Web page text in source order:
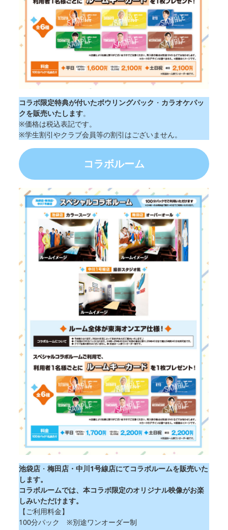
コラボ限定特典が付いたボウリングパック ・ カラオケパッ
クを販売いたします。
※価格は税込表記です。
※学生割引やクラブ会員等の割引はございません。
コラボルーム
池袋店・ 梅田店・中川1号線店にてコラボルームを販売いた
します。
コラボルームでは、本コラボ限定のオリジナル映像がお楽
しみいただけます。
【ご利用料金】
100分パック ※別途ワンオーダー制